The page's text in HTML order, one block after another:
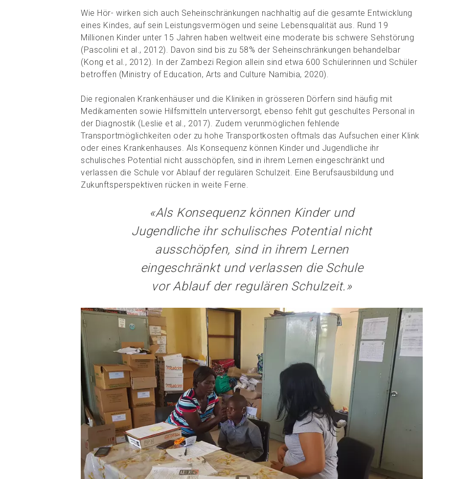
Wie Hör- wirken sich auch Seheinschränkungen nachhaltig auf die gesamte Entwicklung
eines Kindes, auf sein Leistungsvermögen und seine Lebensqualität aus. Rund 19
Millionen Kinder unter 15 Jahren haben weltweit eine moderate bis schwere Sehstörung
(Pascolini et al., 2012). Davon sind bis zu 58% der Seheinschränkungen behandelbar
(Kong et al., 2012). In der Zambezi Region allein sind etwa 600 Schülerinnen und Schüler
betroffen (Ministry of Education, Arts and Culture Namibia, 2020).
Die regionalen Krankenhäuser und die Kliniken in grösseren Dörfern sind häufig mit
Medikamenten sowie Hilfsmitteln unterversorgt, ebenso fehlt gut geschultes Personal in
der Diagnostik (Leslie et al., 2017). Zudem verunmöglichen fehlende
Transportmöglichkeiten oder zu hohe Transportkosten oftmals das Aufsuchen einer Klink
oder eines Krankenhauses. Als Konsequenz können Kinder und Jugendliche ihr
schulisches Potential nicht ausschöpfen, sind in ihrem Lernen eingeschränkt und
verlassen die Schule vor Ablauf der regulären Schulzeit. Eine Berufsausbildung und
Zukunftsperspektiven rücken in weite Ferne.
«Als Konsequenz können Kinder und
Jugendliche ihr schulisches Potential nicht
ausschöpfen, sind in ihrem Lernen
eingeschränkt und verlassen die Schule
vor Ablauf der regulären Schulzeit.»